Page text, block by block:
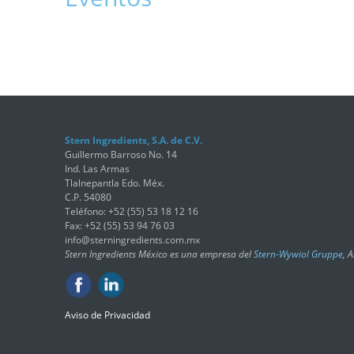
Stern Ingredients, S.A. de C.V.
Guillermo Barroso No. 14
Ind. Las Armas
Tlalnepantla Edo. Méx.
C.P. 54080
Teléfono: +52 (55) 53 18 12 16
Fax: +52 (55) 53 94 76 03
info@sterningredients.com.mx
Stern Ingredients México es una empresa delStern-Wywiol Gruppe,
Aviso de Privacidad